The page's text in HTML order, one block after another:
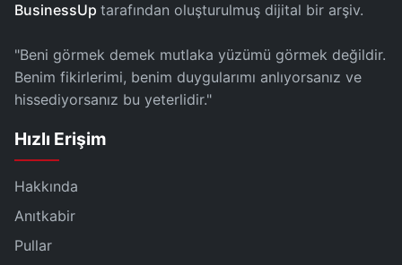
BusinessUp tarafından oluşturulmuş dijital bir arşiv.
"Beni görmek demek mutlaka yüzümü görmek değildir.
Benim fikirlerimi, benim duygularımı anlıyorsanız ve
hissediyorsanız bu yeterlidir."
Hızlı Erişim
Hakkında
Anıtkabir
Pullar